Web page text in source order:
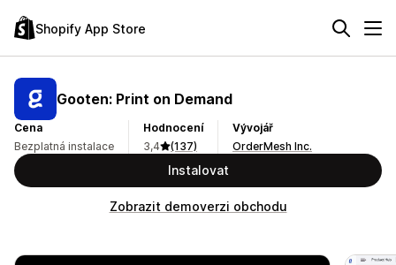
Shopify App Store
Gooten: Print on Demand
Cena
Bezplatná instalace
Hodnocení
3,4
(137)
Vývojář
OrderMesh Inc.
Instalovat
Zobrazit demoverzi obchodu